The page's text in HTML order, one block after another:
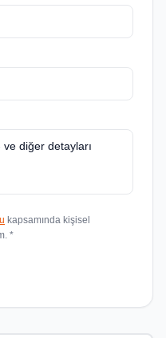
kapsamında kişisel
*